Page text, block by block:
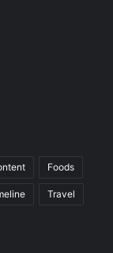
Foods
Travel